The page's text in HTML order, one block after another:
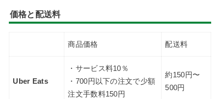
価格と配送料
商品価格 配送料
Uber Eats
・サービス料10％
・700円以下の注文で少額
注文手数料150円
約150円〜
500円